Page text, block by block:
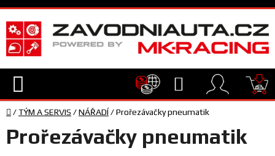
Přejít
na
obsah
Hledat
TECHNIKA
Domů
/TÝM A SERVIS /NÁŘADÍ/Prořezávačky pneumatik
Prořezávačky pneumatik